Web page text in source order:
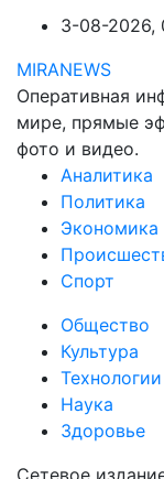
3-08-2026,
MIRANEWS
Оперативная
мире, прямые
фото и видео.
Аналитика
Политика
Экономика
Спорт
Общество
Культура
Технологии
Наука
Здоровье
Сетевое